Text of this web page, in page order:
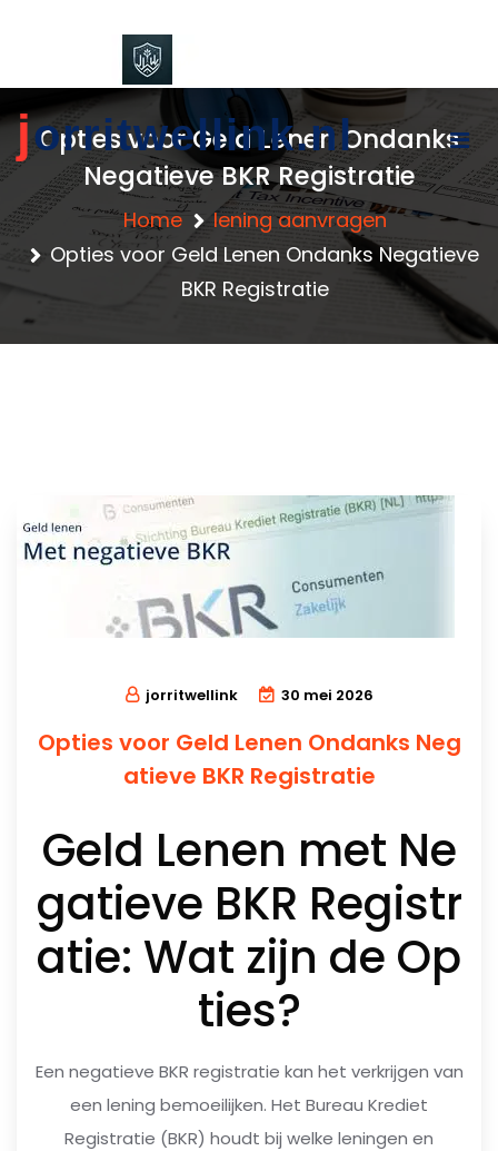
jorritwellink.nl
Opties voor Geld Lenen Ondanks
Negatieve BKR Registratie
Home
lening aanvragen
Opties voor Geld Lenen Ondanks Negatieve
BKR Registratie
jorritwellink 30 mei 2026
Opties voor Geld Lenen Ondanks Neg
atieve BKR Registratie
Geld Lenen met Ne
gatieve BKR Registr
atie: Wat zijn de Op
ties?
Een negatieve BKR registratie kan het verkrijgen van
een lening bemoeilijken. Het Bureau Krediet
Registratie (BKR) houdt bij welke leningen en